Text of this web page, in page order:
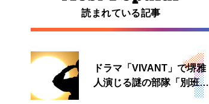
読まれている記事
ドラマ「VIVANT」で堺雅
人演じる謎の部隊「別班」
は実在する？内情知る人物